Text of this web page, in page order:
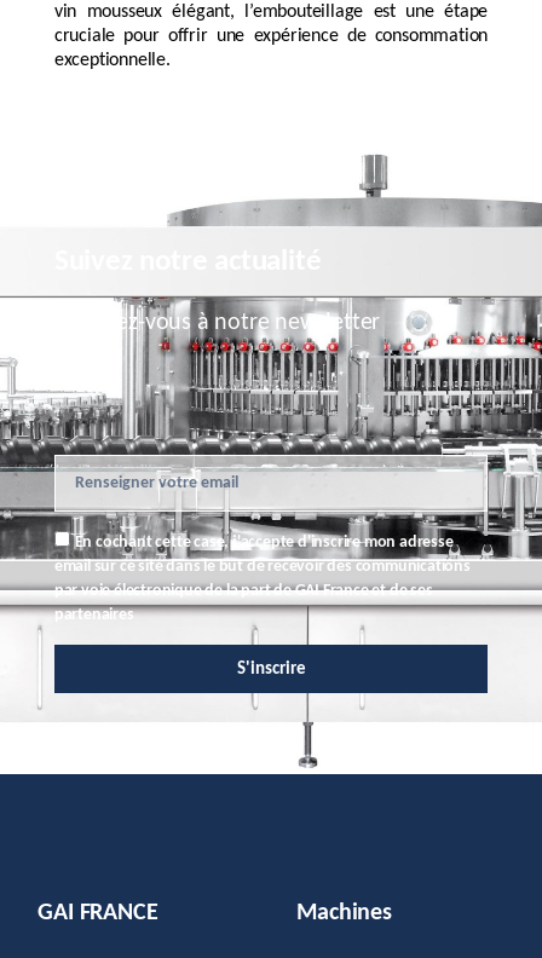
vin mousseux élégant, l’embouteillage est une étape
cruciale pour offrir une expérience de consommation
exceptionnelle.
Inscrivez-vous à notre newsletter
En cochant cette case, j'accepte d'inscrire mon adresse
email sur ce site dans le but de recevoir des communications
par voie électronique de la part de GAI France et de ses
partenaires
S'inscrire
GAI FRANCE Machines